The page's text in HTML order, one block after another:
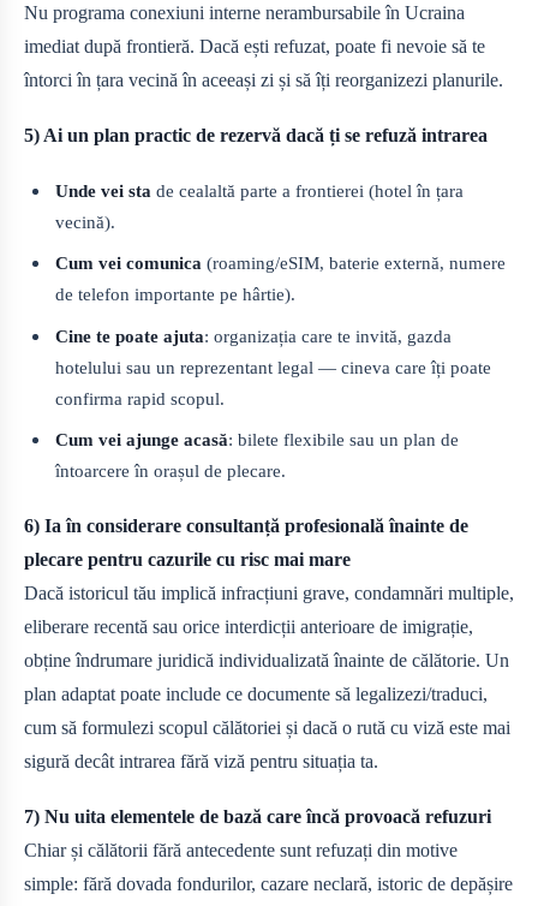
Nu programa conexiuni interne nerambursabile în Ucraina
imediat după frontieră. Dacă ești refuzat, poate fi nevoie să te
întorci în țara vecină în aceeași zi și să îți reorganizezi planurile.
5) Ai un plan practic de rezervă dacă ți se refuză intrarea
Unde vei sta de cealaltă parte a frontierei (hotel în țara
vecină).
Cum vei comunica (roaming/eSIM, baterie externă, numere
de telefon importante pe hârtie).
Cine te poate ajuta: organizația care te invită, gazda
hotelului sau un reprezentant legal — cineva care îți poate
confirma rapid scopul.
Cum vei ajunge acasă: bilete flexibile sau un plan de
întoarcere în orașul de plecare.
6) Ia în considerare consultanță profesională înainte de
plecare pentru cazurile cu risc mai mare
Dacă istoricul tău implică infracțiuni grave, condamnări multiple,
eliberare recentă sau orice interdicții anterioare de imigrație,
obține îndrumare juridică individualizată înainte de călătorie. Un
plan adaptat poate include ce documente să legalizezi/traduci,
cum să formulezi scopul călătoriei și dacă o rută cu viză este mai
sigură decât intrarea fără viză pentru situația ta.
7) Nu uita elementele de bază care încă provoacă refuzuri
Chiar și călătorii fără antecedente sunt refuzați din motive
simple: fără dovada fondurilor, cazare neclară, istoric de depășire